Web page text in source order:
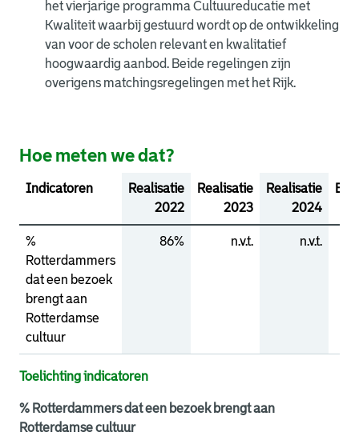
het vierjarige programma Cultuureducatie met
Kwaliteit waarbij gestuurd wordt op de ontwikkeling
van voor de scholen relevant en kwalitatief
hoogwaardig aanbod. Beide regelingen zijn
overigens matchingsregelingen met het Rijk.
Hoe meten we dat?
Indicatoren
Realisatie
2022
Realisatie
2023
Realisatie
2024
%
Rotterdammers
dat een bezoek
brengt aan
Rotterdamse
cultuur
86% n.v.t. n.v.t.
Toelichting indicatoren
% Rotterdammers dat een bezoek brengt aan
Rotterdamse cultuur